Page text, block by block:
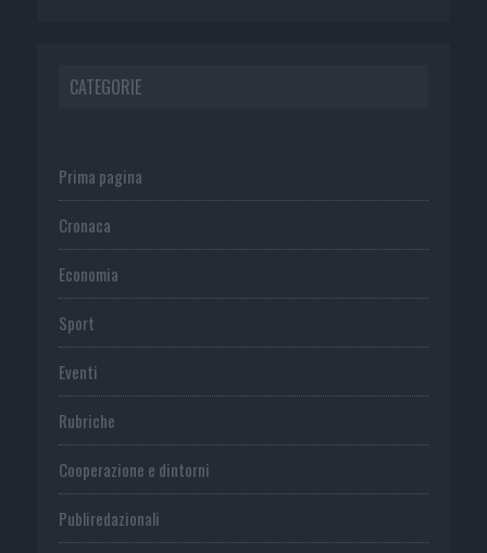
CATEGORIE
Prima pagina
Cronaca
Economia
Sport
Eventi
Rubriche
Cooperazione e dintorni
Publiredazionali